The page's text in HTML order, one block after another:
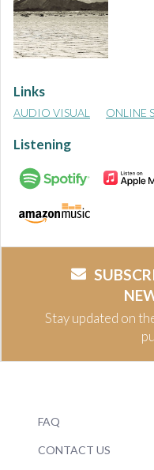
Links
AUDIO VISUAL ONLINE
Listening
Stay updated on
FAQ
CONTACT US